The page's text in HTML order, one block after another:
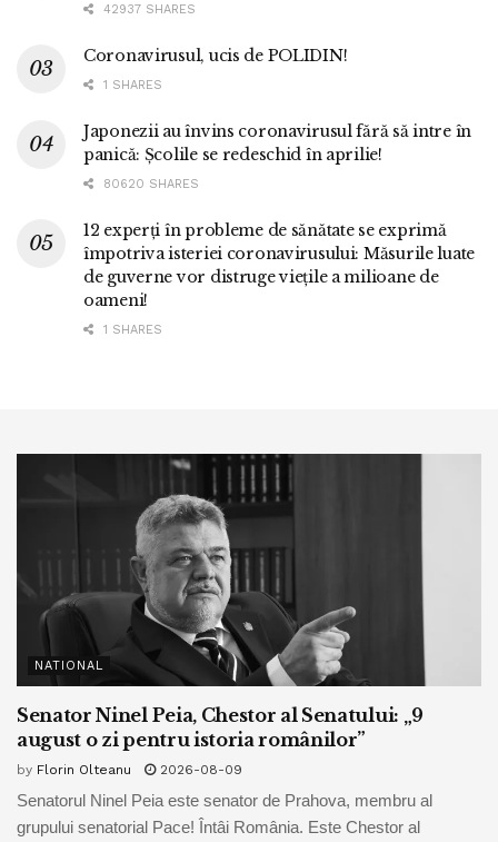
42937 SHARES
Coronavirusul, ucis de POLIDIN!
1 SHARES
Japonezii au învins coronavirusul fără să intre în
panică: Școlile se redeschid în aprilie!
80620 SHARES
12 experți în probleme de sănătate se exprimă
împotriva isteriei coronavirusului: Măsurile luate
de guverne vor distruge viețile a milioane de
oameni!
1 SHARES
NATIONAL
Senator Ninel Peia, Chestor al Senatului: „9
august o zi pentru istoria românilor”
by Florin Olteanu 2026-08-09
Senatorul Ninel Peia este senator de Prahova, membru al
grupului senatorial Pace! Întâi România. Este Chestor al